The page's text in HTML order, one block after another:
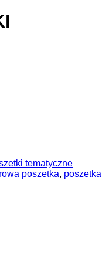
tematyczne
poszetka, poszetka